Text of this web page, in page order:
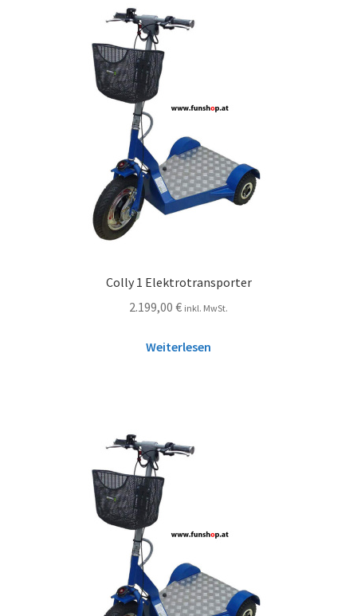
Colly 1 Elektrotransporter
2.199,00 € inkl. MwSt.
Weiterlesen